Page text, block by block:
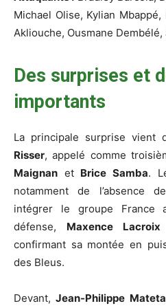
Michael Olise, Kylian
Akliouche, Ousmane
Des surprises et
importants
La principale surprise vient
Risser, appelé comme
Maignan et Brice Samba.
notamment de l’absence
intégrer le groupe France
défense, Maxence Lacroix
confirmant sa montée en
des Bleus.
Devant,Jean-Philippe Mateta